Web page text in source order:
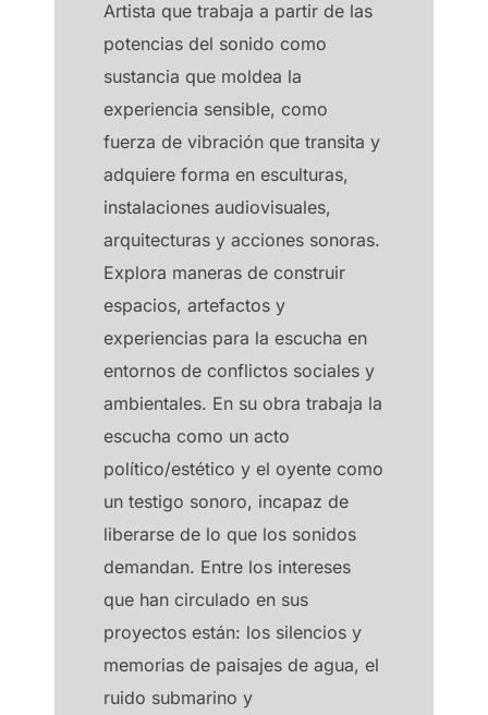
Artista que trabaja a partir de las
potencias del sonido como
sustancia que moldea la
experiencia sensible, como
fuerza de vibración que transita y
adquiere forma en esculturas,
instalaciones audiovisuales,
arquitecturas y acciones sonoras.
Explora maneras de construir
espacios, artefactos y
experiencias para la escucha en
entornos de conflictos sociales y
ambientales. En su obra trabaja la
escucha como un acto
político/estético y el oyente como
un testigo sonoro, incapaz de
liberarse de lo que los sonidos
demandan. Entre los intereses
que han circulado en sus
proyectos están: los silencios y
memorias de paisajes de agua, el
ruido submarino y